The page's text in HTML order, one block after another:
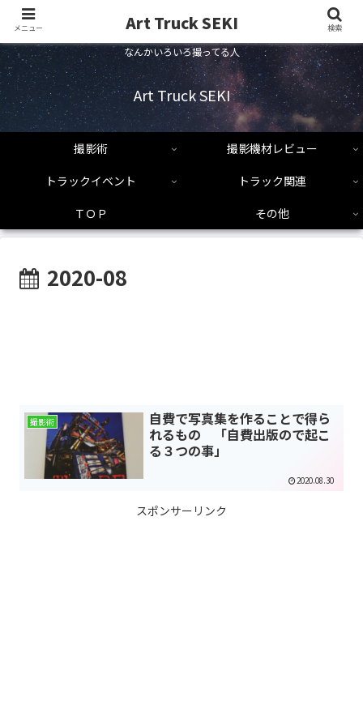
なんかいろいろ撮ってる人
Art Truck SEKI
撮影術
撮影機材レビュー
トラックイベント
トラック関連
ＴＯＰ
その他
2020-08
撮影術
自費で写真集を作ることで得ら
れるもの 「自費出版ので起こ
る３つの事」
2020.08.30
スポンサーリンク
メニュー Art Truck SEKI 検索